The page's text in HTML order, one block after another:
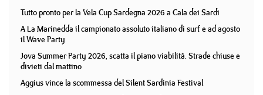
Tutto pronto per la Vela Cup Sardegna 2026 a Cala dei Sardi
A La Marinedda il campionato assoluto italiano di surf e ad agosto
il Wave Party
Jova Summer Party 2026, scatta il piano viabilità. Strade chiuse e
divieti dal mattino
Aggius vince la scommessa del Silent Sardinia Festival